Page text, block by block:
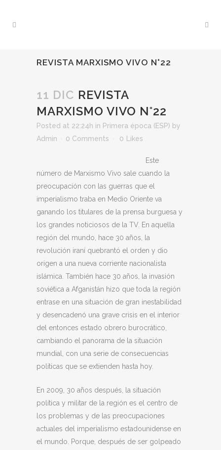
REVISTA MARXISMO VIVO N°22
11 DIC REVISTA
MARXISMO VIVO N°22
Posted at 22:24h in Primera época (ESP) by
Admin
0 Comments 0 Likes
Este
número de Marxismo Vivo sale cuando la
preocupación con las guerras que el
imperialismo traba en Medio Oriente va
ganando los titulares de la prensa burguesa y
los grandes noticiosos de la TV. En aquella
región del mundo, hace 30 años, la
revolución iraní quebrantó el orden y dio
origen a una nueva corriente nacionalista
islámica. También hace 30 años, la invasión
soviética a Afganistán hizo que toda la región
entrase en una situación de gran inestabilidad
y desencadenó una grave crisis en el interior
del entonces estado obrero burocrático,
cambiando el panorama de la situación
mundial, con una serie de consecuencias
políticas que se extienden hasta hoy.
En 2009, 30 años después, la situación
política y militar de la región es el centro de
los problemas y de las preocupaciones
actuales del imperialismo estadounidense en
el mundo. Porque, después de ser golpeado